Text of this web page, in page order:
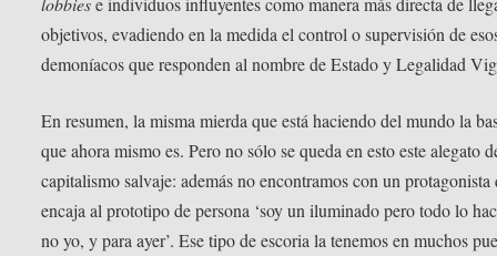
objetivos, evadiendo en la medida el control o supervisión de
demoníacos que responden al nombre de Estado y Legalidad
En resumen, la misma mierda que está haciendo del mundo la
que ahora mismo es. Pero no sólo se queda en esto este alegato
capitalismo salvaje: además no encontramos con un protagonista
encaja al prototipo de persona ‘soy un iluminado pero todo lo
no yo, y para ayer’. Ese tipo de escoria la tenemos en muchos